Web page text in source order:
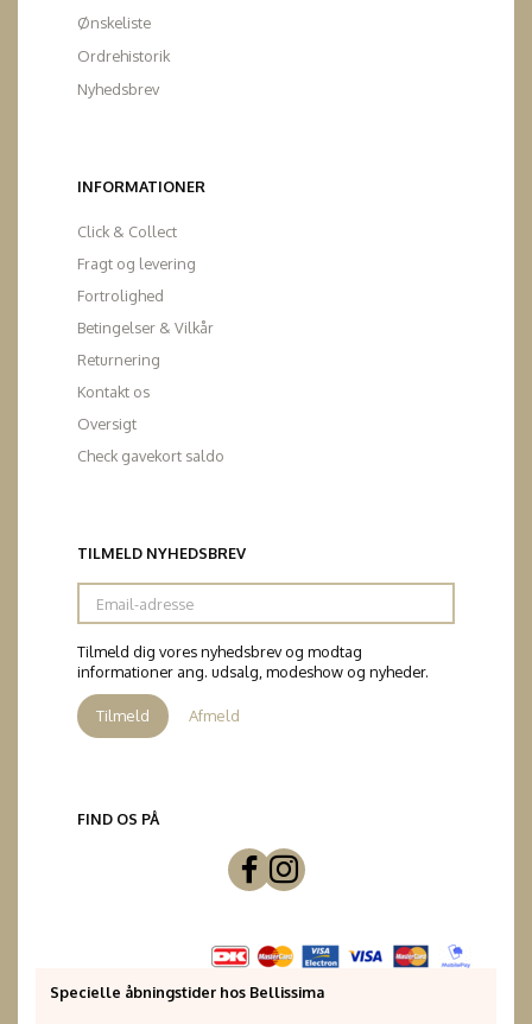
Ønskeliste
Ordrehistorik
Nyhedsbrev
INFORMATIONER
Click & Collect
Fragt og levering
Fortrolighed
Betingelser & Vilkår
Returnering
Kontakt os
Oversigt
Check gavekort saldo
TILMELD NYHEDSBREV
Email-
adresse
Tilmeld dig vores nyhedsbrev og modtag
informationer ang. udsalg, modeshow og nyheder.
Tilmeld Afmeld
FIND OS PÅ
Specielle åbningstider hos Bellissima